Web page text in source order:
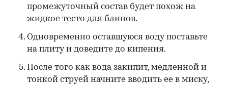
промежуточный состав будет похож на
жидкое тесто для блинов.
Одновременно оставшуюся воду поставьте
на плиту и доведите до кипения.
После того как вода закипит, медленной и
тонкой струей начните вводить ее в миску,